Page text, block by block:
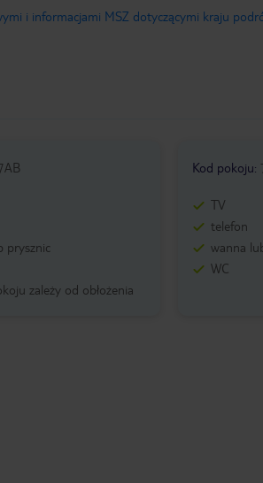
i informacjami MSZ dotyczącymi kraju
prysznic
zależy od obłożenia
Kod pokoju:
TV
telefon
wanna
WC